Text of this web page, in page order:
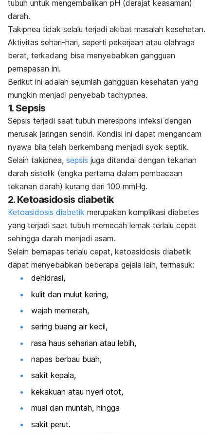
tubuh untuk mengembalikan pH (derajat keasaman)
darah.
Takipnea tidak selalu terjadi akibat masalah kesehatan.
Aktivitas sehari-hari, seperti pekerjaan atau olahraga
berat, terkadang bisa menyebabkan gangguan
pernapasan ini.
Berikut ini adalah sejumlah gangguan kesehatan yang
mungkin menjadi penyebab tachypnea.
1. Sepsis
Sepsis terjadi saat tubuh merespons infeksi dengan
merusak jaringan sendiri. Kondisi ini dapat mengancam
nyawa bila telah berkembang menjadi syok septik.
Selain takipnea, sepsis juga ditandai dengan tekanan
darah sistolik (angka pertama dalam pembacaan
tekanan darah) kurang dari 100 mmHg.
2. Ketoasidosis diabetik
Ketoasidosis diabetik merupakan komplikasi diabetes
yang terjadi saat tubuh memecah lemak terlalu cepat
sehingga darah menjadi asam.
Selain bernapas terlalu cepat, ketoasidosis diabetik
dapat menyebabkan beberapa gejala lain, termasuk:
dehidrasi,
kulit dan mulut kering,
wajah memerah,
sering buang air kecil,
rasa haus seharian atau lebih,
napas berbau buah,
sakit kepala,
kekakuan atau nyeri otot,
mual dan muntah, hingga
sakit perut.